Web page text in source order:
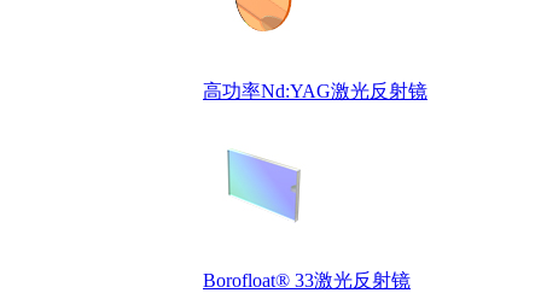
高功率Nd:YAG激光反射镜
Borofloat® 33激光反射镜